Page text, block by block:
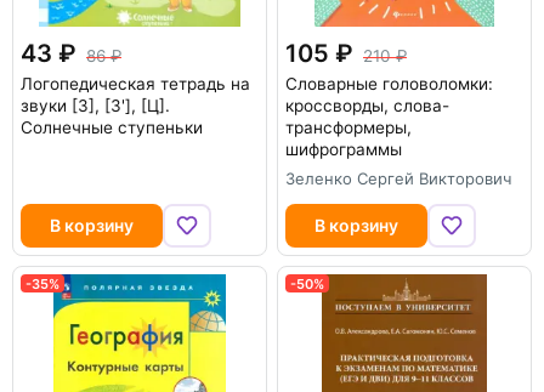
43
86
Логопедическая тетрадь на
звуки [З], [З'], [Ц].
Солнечные ступеньки
В корзину
105
210
Словарные головоломки:
кроссворды, слова-
трансформеры,
шифрограммы
Зеленко Сергей Викторович
В корзину
-35% -50%